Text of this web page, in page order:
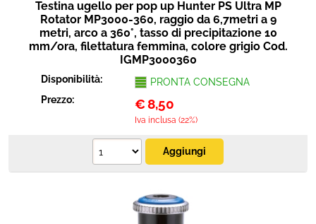
Testina ugello per pop up Hunter PS Ultra MP
Rotator MP3000-360, raggio da 6,7metri a 9
metri, arco a 360°, tasso di precipitazione 10
mm/ora, filettatura femmina, colore grigio Cod.
IGMP3000360
Disponibilità:
PRONTA CONSEGNA
Prezzo:
€8,50
Iva inclusa (22%)